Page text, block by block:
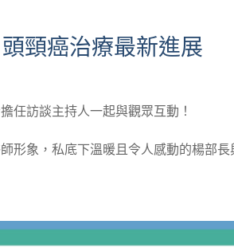
頸癌治療最新進展
任訪談主持人一起與觀眾互動！
形象，私底下溫暖且令人感動的楊部長